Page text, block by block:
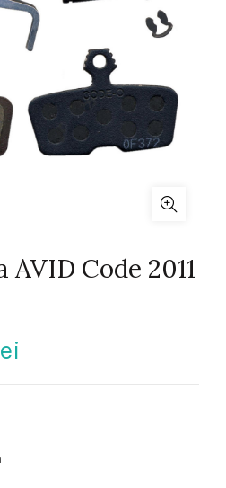
Code 2011